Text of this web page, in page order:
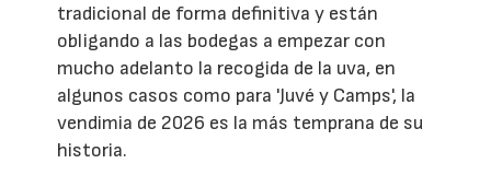
tradicional de forma definitiva y están
obligando a las bodegas a empezar con
mucho adelanto la recogida de la uva, en
algunos casos como para 'Juvé y Camps', la
vendimia de 2026 es la más temprana de su
historia.